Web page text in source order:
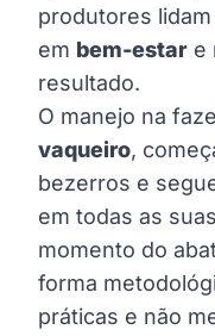
produtores
em bem-estar e
resultado.
O manejo na
vaqueiro,
bezerros e
em todas as
momento do
forma
práticas e não